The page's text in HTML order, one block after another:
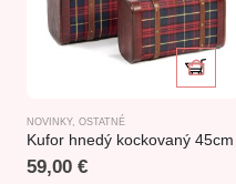
NOVINKY, OSTATNÉ
Kufor hnedý kockovaný 45cm
59,00 €